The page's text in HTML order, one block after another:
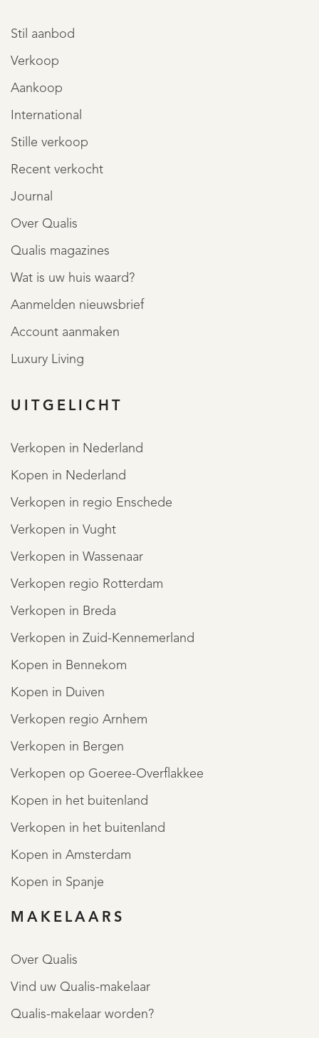
Stil aanbod
Verkoop
Aankoop
International
Stille verkoop
Recent verkocht
Journal
Over Qualis
Qualis magazines
Wat is uw huis waard?
Aanmelden nieuwsbrief
Account aanmaken
Luxury Living
UITGELICHT
Verkopen in Nederland
Kopen in Nederland
Verkopen in regio Enschede
Verkopen in Vught
Verkopen in Wassenaar
Verkopen regio Rotterdam
Verkopen in Breda
Verkopen in Zuid-Kennemerland
Kopen in Bennekom
Kopen in Duiven
Verkopen regio Arnhem
Verkopen in Bergen
Verkopen op Goeree-Overflakkee
Kopen in het buitenland
Verkopen in het buitenland
Kopen in Amsterdam
Kopen in Spanje
MAKELAARS
Over Qualis
Vind uw Qualis-makelaar
Qualis-makelaar worden?
REGISTREER